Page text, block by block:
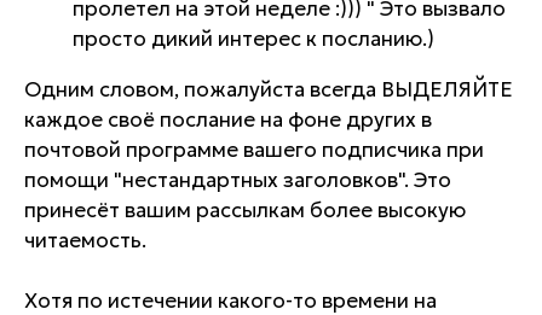
пролетел на этой неделе :))) " Это вызвало
просто дикий интерес к посланию.)
Одним словом, пожалуйста всегда ВЫДЕЛЯЙТЕ
каждое своё послание на фоне других в
почтовой программе вашего подписчика при
помощи "нестандартных заголовков". Это
принесёт вашим рассылкам более высокую
читаемость.
Хотя по истечении какого-то времени на